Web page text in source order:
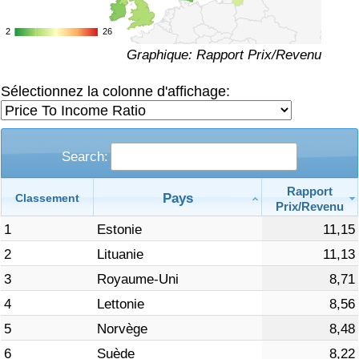
2
2 26
26
Graphique: Rapport Prix/Revenu
Sélectionnez la colonne d'affichage:
Search:
Classement Pays
Rapport
Prix/Revenu
1 Estonie
11,15
2
Lituanie
11,13
3
Royaume-Uni
8,71
4
Lettonie
8,56
5
Norvège
8,48
6
Suède 8,22
Soins de santé
Indice des soins de santé
Indice des soins de santé par Pays
Pollution
Indice de Pollution (Actuel)
Indice de pollution
Indice de Pollution par Pays